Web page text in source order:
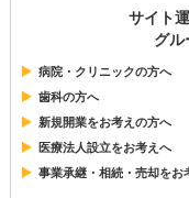
サイト
グル
病院・クリニックの方へ
歯科の方へ
新規開業をお考えの方へ
医療法人設立をお考えへ
事業承継・相続・売却をお